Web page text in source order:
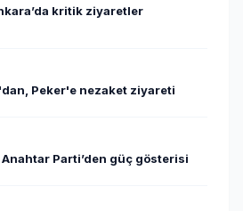
kritik ziyaretler
Peker'e nezaket ziyareti
Anahtar Parti’den güç gösterisi